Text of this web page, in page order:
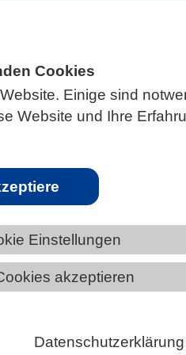
Cookies
Einige sind
Website und Ihre
Einstellungen
akzeptieren
Datenschutzerklärung
Nachwuchsorganisation
fand erfolgreich vom
statt. Nach zunächst